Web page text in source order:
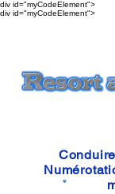
div id="myCodeElement">
div id="myCodeElement">